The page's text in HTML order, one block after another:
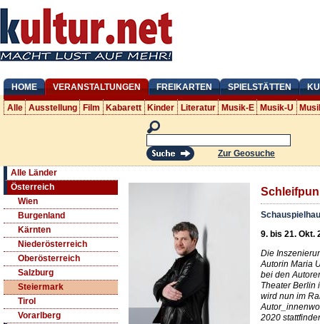
HOME VERANSTALTUNGEN FREIKARTEN SPIELSTÄTTEN
Alle Ausstellung Film Kabarett Kinder Literatur Musik-E Musik-U
Zur Geosuche
Alle Länder
Österreich
Wien
Burgenland
Kärnten
Niederösterreich
Oberösterreich
Salzburg
Steiermark
Tirol
Vorarlberg
9. bis 21. Okt.
Die
Autorin Maria
bei den
Theater Berlin
wird nun im
2020